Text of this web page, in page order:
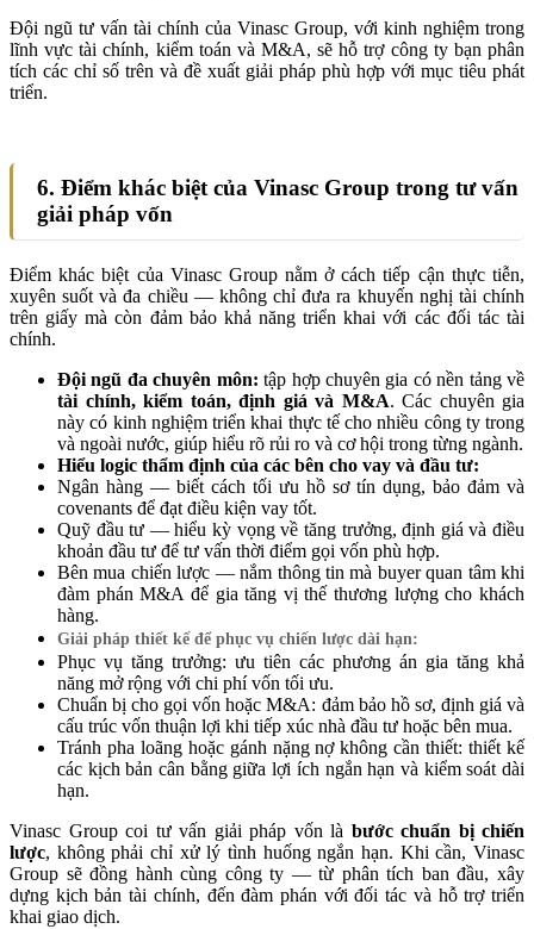
Đội ngũ tư vấn tài chính của Vinasc Group, với kinh nghiệm trong
lĩnh vực tài chính, kiểm toán và M&A, sẽ hỗ trợ công ty bạn phân
tích các chỉ số trên và đề xuất giải pháp phù hợp với mục tiêu phát
triển.
6. Điểm khác biệt của Vinasc Group trong tư vấn
giải pháp vốn
Điểm khác biệt của Vinasc Group nằm ở cách tiếp cận thực tiễn,
xuyên suốt và đa chiều — không chỉ đưa ra khuyến nghị tài chính
trên giấy mà còn đảm bảo khả năng triển khai với các đối tác tài
chính.
Đội ngũ đa chuyên môn: tập hợp chuyên gia có nền tảng về
tài chính, kiểm toán, định giá và M&A. Các chuyên gia
này có kinh nghiệm triển khai thực tế cho nhiều công ty trong
và ngoài nước, giúp hiểu rõ rủi ro và cơ hội trong từng ngành.
Hiểu logic thẩm định của các bên cho vay và đầu tư:
Ngân hàng — biết cách tối ưu hồ sơ tín dụng, bảo đảm và
covenants để đạt điều kiện vay tốt.
Quỹ đầu tư — hiểu kỳ vọng về tăng trưởng, định giá và điều
khoản đầu tư để tư vấn thời điểm gọi vốn phù hợp.
Bên mua chiến lược — nắm thông tin mà buyer quan tâm khi
đàm phán M&A để gia tăng vị thế thương lượng cho khách
hàng.
Giải pháp thiết kế để phục vụ chiến lược dài hạn:
Phục vụ tăng trưởng: ưu tiên các phương án gia tăng khả
năng mở rộng với chi phí vốn tối ưu.
Chuẩn bị cho gọi vốn hoặc M&A: đảm bảo hồ sơ, định giá và
cấu trúc vốn thuận lợi khi tiếp xúc nhà đầu tư hoặc bên mua.
Tránh pha loãng hoặc gánh nặng nợ không cần thiết: thiết kế
các kịch bản cân bằng giữa lợi ích ngắn hạn và kiểm soát dài
hạn.
Vinasc Group coi tư vấn giải pháp vốn là bước chuẩn bị chiến
lược, không phải chỉ xử lý tình huống ngắn hạn. Khi cần, Vinasc
Group sẽ đồng hành cùng công ty — từ phân tích ban đầu, xây
dựng kịch bản tài chính, đến đàm phán với đối tác và hỗ trợ triển
khai giao dịch.